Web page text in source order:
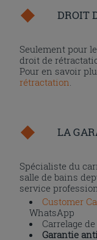
DROIT
Seulement pour
droit de
Pour en savoir
rétractation
LA
Spécialiste du
salle de bains
service
Customer
WhatsApp
Carrelage
Garantie